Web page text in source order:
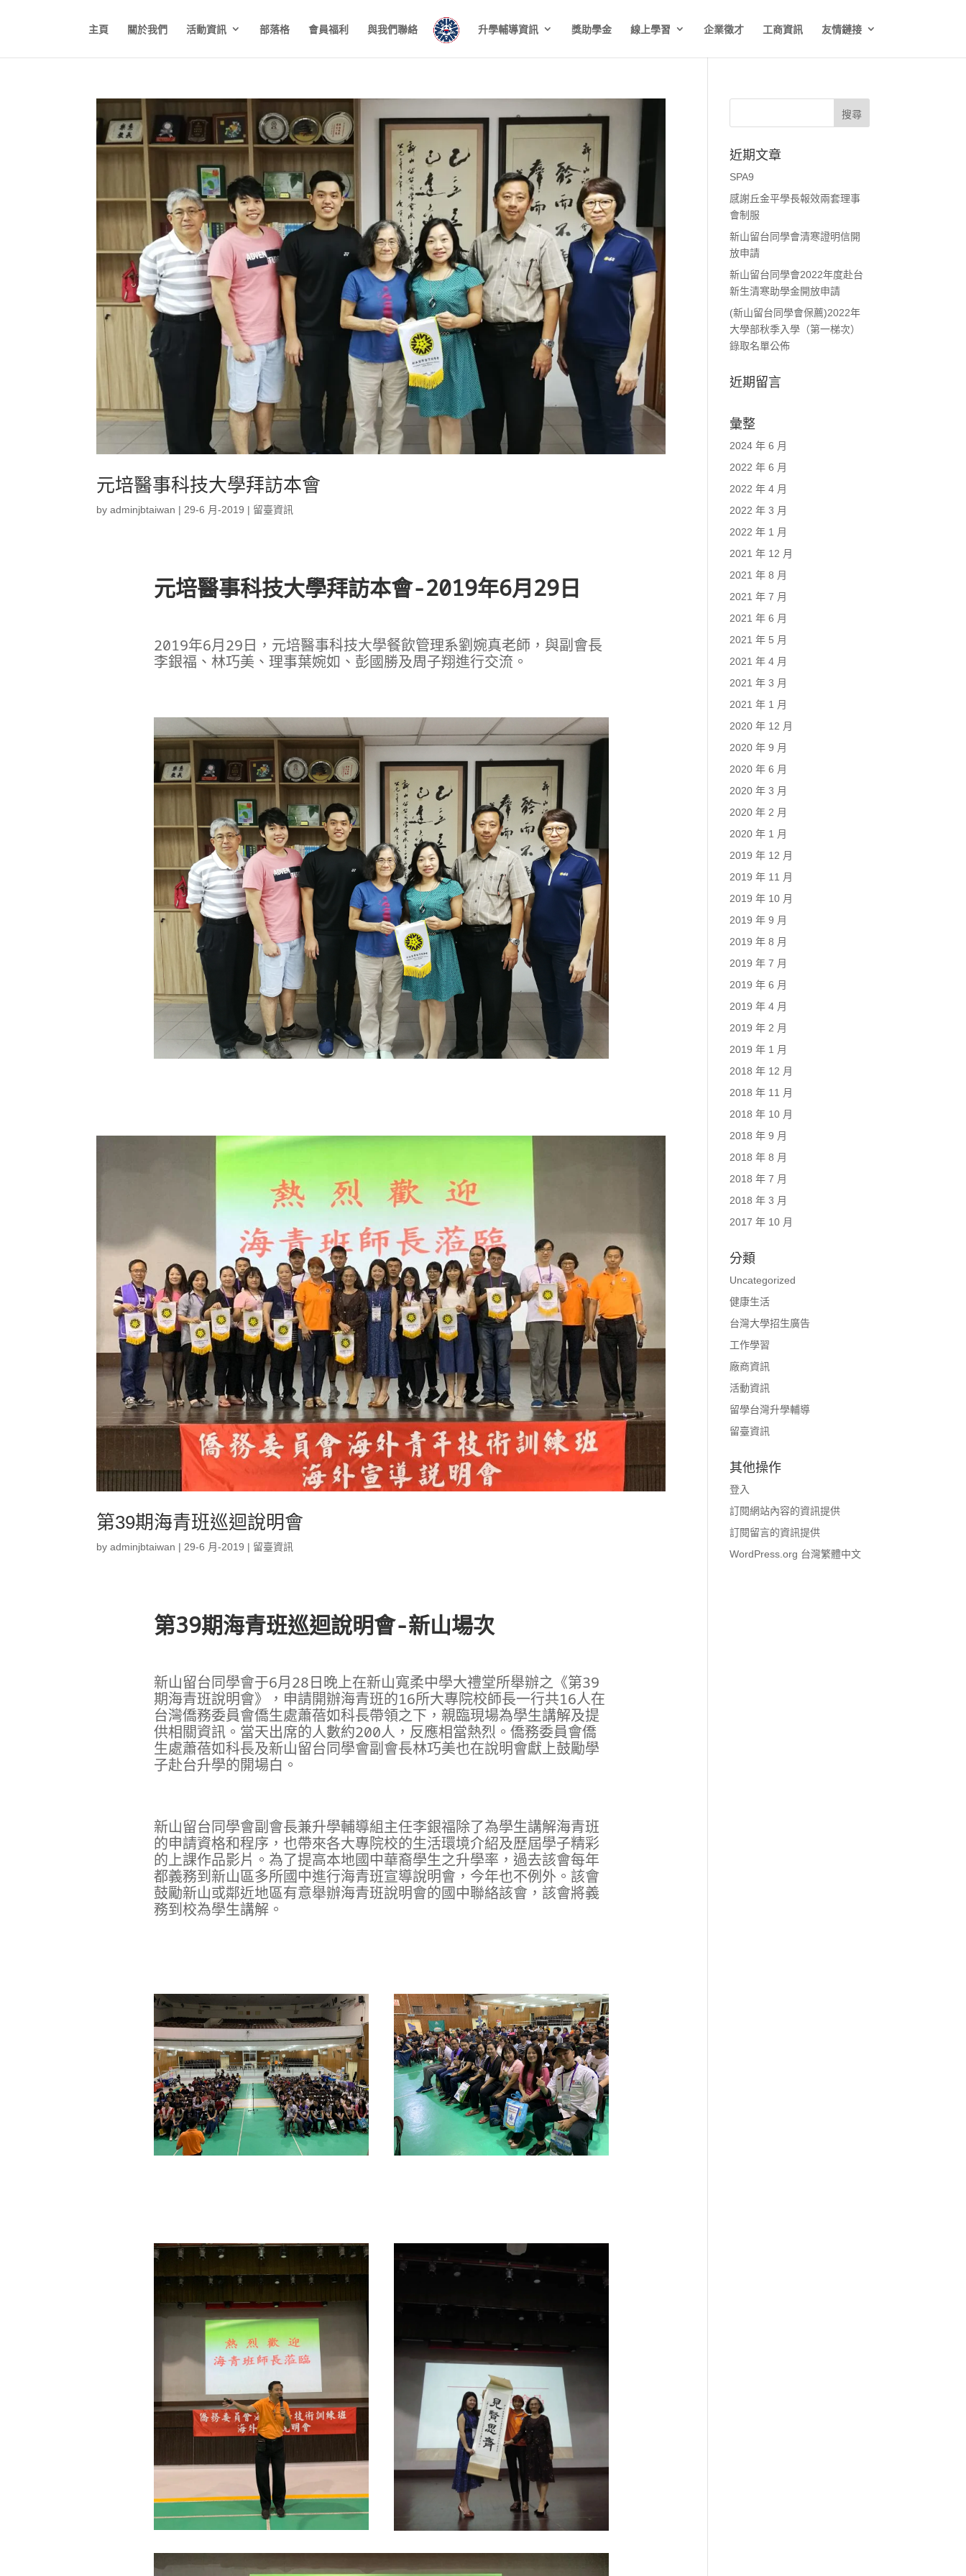
主頁 關於我們 活動資訊 部落格 會員福利 與我們聯絡 升學輔導資訊 獎助學金 線上學習 企業徵才 工商資訊 友情鏈接
元培醫事科技大學拜訪本會
byadminjbtaiwan | 29-6 月-2019 | 留臺資訊
元培醫事科技大學拜訪本會-2019年6月29日
2019年6月29日，元培醫事科技大學餐飲管理系劉婉真老師，與副會長
李銀福、林巧美、理事葉婉如、彭國勝及周子翔進行交流。
第39期海青班巡迴說明會
byadminjbtaiwan | 29-6 月-2019 | 留臺資訊
第39期海青班巡迴說明會-新山場次
新山留台同學會于6月28日晚上在新山寬柔中學大禮堂所舉辦之《第39
期海青班說明會》，申請開辦海青班的16所大專院校師長一行共16人在
台灣僑務委員會僑生處蕭蓓如科長帶領之下，親臨現場為學生講解及提
供相關資訊。當天出席的人數約200人，反應相當熱烈。僑務委員會僑
生處蕭蓓如科長及新山留台同學會副會長林巧美也在說明會獻上鼓勵學
子赴台升學的開場白。
新山留台同學會副會長兼升學輔導組主任李銀福除了為學生講解海青班
的申請資格和程序，也帶來各大專院校的生活環境介紹及歷屆學子精彩
的上課作品影片。為了提高本地國中華裔學生之升學率，過去該會每年
都義務到新山區多所國中進行海青班宣導說明會，今年也不例外。該會
鼓勵新山或鄰近地區有意舉辦海青班說明會的國中聯絡該會，該會將義
務到校為學生講解。
近期文章
SPA9
感謝丘金平學長報效兩套理事
會制服
新山留台同學會清寒證明信開
放申請
新山留台同學會2022年度赴台
新生清寒助學金開放申請
(新山留台同學會保薦)2022年
大學部秋季入學（第一梯次）
錄取名單公佈
近期留言
彙整
2024 年 6 月
2022 年 6 月
2022 年 4 月
2022 年 3 月
2022 年 1 月
2021 年 12 月
2021 年 8 月
2021 年 7 月
2021 年 6 月
2021 年 5 月
2021 年 4 月
2021 年 3 月
2021 年 1 月
2020 年 12 月
2020 年 9 月
2020 年 6 月
2020 年 3 月
2020 年 2 月
2020 年 1 月
2019 年 12 月
2019 年 11 月
2019 年 10 月
2019 年 9 月
2019 年 8 月
2019 年 7 月
2019 年 6 月
2019 年 4 月
2019 年 2 月
2019 年 1 月
2018 年 12 月
2018 年 11 月
2018 年 10 月
2018 年 9 月
2018 年 8 月
2018 年 7 月
2018 年 3 月
2017 年 10 月
分類
Uncategorized
健康生活
台灣大學招生廣告
工作學習
廠商資訊
活動資訊
留學台灣升學輔導
留臺資訊
其他操作
登入
訂閱網站內容的資訊提供
訂閱留言的資訊提供
WordPress.org 台灣繁體中文